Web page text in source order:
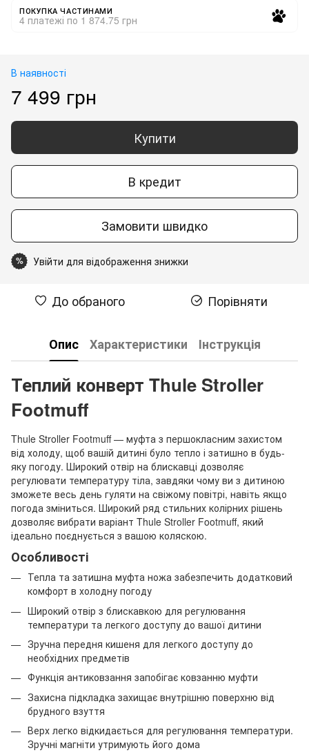
ПОКУПКА ЧАСТИНАМИ
4 платежі по 1 874.75 грн
В наявності
7 499 грн
Купити
В кредит
Замовити швидко
% Увійти для відображення знижки
До обраного Порівняти
Опис Характеристики Інструкція
Теплий конверт Thule Stroller
Footmuff
Thule Stroller Footmuff — муфта з першокласним захистом
від холоду, щоб вашій дитині було тепло і затишно в будь-
яку погоду. Широкий отвір на блискавці дозволяє
регулювати температуру тіла, завдяки чому ви з дитиною
зможете весь день гуляти на свіжому повітрі, навіть якщо
погода зміниться. Широкий ряд стильних колірних рішень
дозволяє вибрати варіант Thule Stroller Footmuff, який
ідеально поєднується з вашою коляскою.
Особливості
Тепла та затишна муфта ножа забезпечить додатковий
комфорт в холодну погоду
Широкий отвір з блискавкою для регулювання
температури та легкого доступу до вашої дитини
Зручна передня кишеня для легкого доступу до
необхідних предметів
Функція антиковзання запобігає ковзанню муфти
Захисна підкладка захищає внутрішню поверхню від
брудного взуття
Верх легко відкидається для регулювання температури.
Зручні магніти утримують його дома